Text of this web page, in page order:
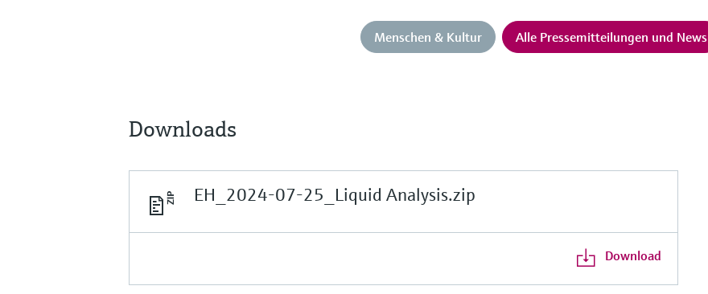
Menschen & Kultur Alle Pressemitteilungen und News
Downloads
EH_2024-07-25_Liquid Analysis.zip
Download